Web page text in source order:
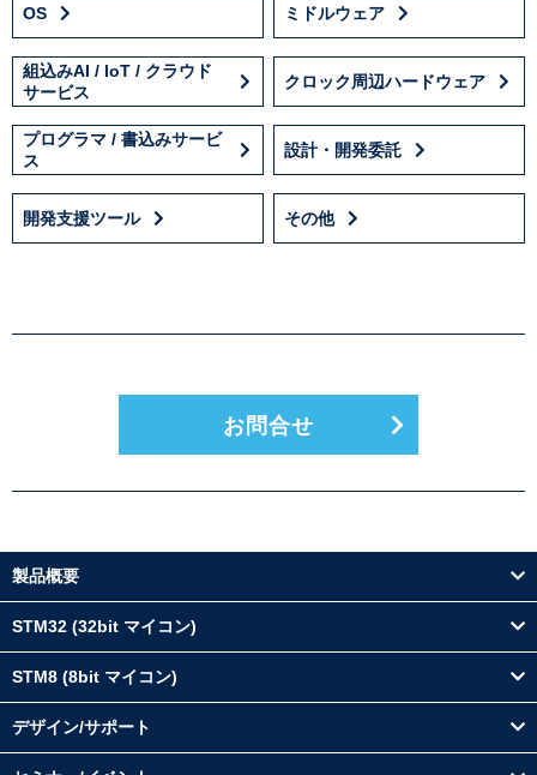
OS ミドルウェア
組込みAI / IoT / クラウド
サービス
クロック周辺ハードウェア
プログラマ / 書込みサービ
ス
設計・開発委託
開発支援ツール その他
お問合せ
製品概要
STM32 (32bit マイコン)
STM8 (8bit マイコン)
デザイン/サポート